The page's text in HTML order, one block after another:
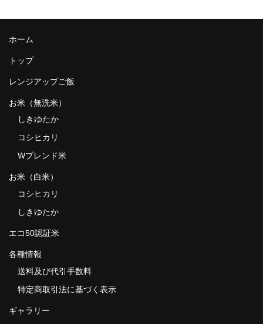
ホーム
トップ
レンジアップご飯
お米（無洗米）
しきゆたか
コシヒカリ
Wブレンド米
お米（白米）
コシヒカリ
しきゆたか
エコ50認証米
各種情報
送料及び代引手数料
特定商取引法に基づく表示
ギャラリー